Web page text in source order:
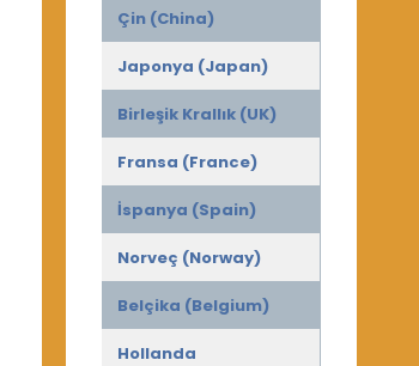
Çin (China)
Japonya (Japan)
Birleşik Krallık (UK)
Fransa (France)
İspanya (Spain)
Norveç (Norway)
Belçika (Belgium)
Hollanda